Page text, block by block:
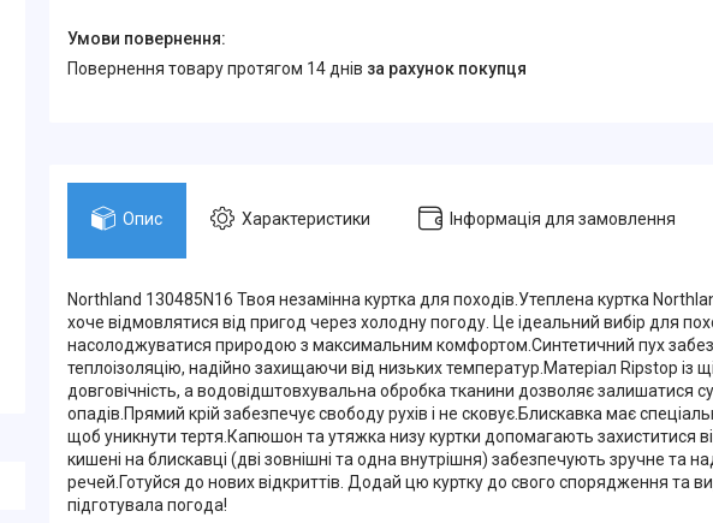
повернення товару протягом 14 днів за рахунок покупця
Опис Характеристики Інформація для замовлення
Northland 130485N16 Твоя незамінна куртка для походів.Утеплена куртка
хоче відмовлятися від пригод через холодну погоду. Це ідеальний вибір для
насолоджуватися природою з максимальним комфортом.Синтетичний пух
теплоізоляцію, надійно захищаючи від низьких температур.Матеріал Ripstop із
довговічність, а водовідштовхувальна обробка тканини дозволяє залишатися
опадів.Прямий крій забезпечує свободу рухів і не сковує.Блискавка має
щоб уникнути тертя.Капюшон та утяжка низу куртки допомагають захиститися
кишені на блискавці (дві зовнішні та одна внутрішня) забезпечують зручне та
речей.Готуйся до нових відкриттів. Додай цю куртку до свого спорядження та
підготувала погода!